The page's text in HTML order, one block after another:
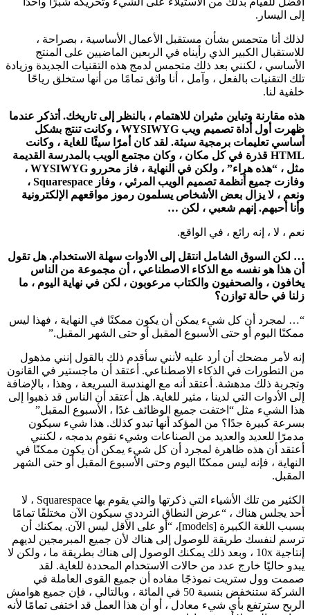
إلى اليسار.
لذلك أنا متحمس بشأن مستقبل الأعمال الأساسية ، بصراحة ،
للاستقبال الكبير الذي رأيناه في الربعين الماضيين على المنتج
الأساسي ، لكنني بعد ذلك متحمس لدمج هذه التقنيات الجديدة وزيادة
تلك التقنيات بالفعل ، وآمل ، أنا واثق تمامًا من أنها ستخلق رياحًا
خلفية لنا.
هذه مقارنة وتباين مثيران للاهتمام ، بالنظر إلى تاريخك. أتذكر عندما
ظهرت أول أداة تصميم ويب WYSIWYG ، وكانت تنتج بشكل
أساسي تعليمات برمجية سيئة. لقد كان أمرًا سيئًا للغاية ، وكانت
HTML قذرة في كل مكان ، وكان مجتمع الويب بالمدرسة القديمة
مثل ، “هذه هراء” ، ولكن في النهاية ، فاز محررو WYSIWYG ،
وفازت جميع أنظمة تصميم الويب المرئي ، وفاز Squarespace ،
ونعم ، لا يزال بعض الأشخاص يسلمون رموز مواقعهم الإلكترونية
وأنا أحبهم. إنهم شعبي ، لكن …
نعم ، لا ، إنه رائع ، في الواقع.
… لكن السوق الشامل انتقل إلى الأدوات سهلة الاستخدام. هل تقول
أن هذا هو نفسه مع الذكاء الاصطناعي ، أن مجموعة من الناس
يخافون ، والصحفيون والكتاب مرعوبون ، لكن في نهاية اليوم ، ما
زلنا في حالة توازن؟
“… لمجرد أن كل شيء يمكن أن يكون ممكنًا في النهاية ، فهذا ليس
ممكنًا اليوم أو حتى الأسبوع المقبل أو حتى الشهر المقبل.”
إنه لأمر مضحك أن أرد عليه لأنني سأقدم ذلك بالقول إنني مذهول
من التطورات في الذكاء الاصطناعي. أعتقد أن ماجستير في القانون
وتجربة ذلك مدهشة. أعتقد أنه مع الهندسة السريعة ، وهذا ، بالإضافة
إلى الأدوات التي لدينا ، مثير للغاية. هل أعتقد أن الناس قد ذهبوا إلى
هذا الشيء مثل “اختفت جميع الوظائف غدًا ، الأسبوع المقبل”
بسرعة كبيرة جدًا؟ من المؤكد أنها تبدو كذلك. هذا شيء سيكون
مدمرًا للعديد والعديد من الصناعات وشيء نقوم بدمجه ، لكنني
أعتقد أن هذه ظاهرة لمجرد أن كل شيء يمكن أن يكون ممكنًا في
النهاية ، فإنه ليس ممكنًا اليوم وحتى الأسبوع المقبل أو حتى الشهر
المقبل.
الكثير من تلك الأشياء التي ذكرتها والتي يقوم بها Squarespace ، لا
أحد يجلس هناك ، “عرض النطاق الترددي سيكون الآن مختلفًا تمامًا
بسبب اللغة الكبيرة [models]، “أو على الأقل ليس الآن. يمكنك أن
ترسم لنفسك طريقة للوصول إلى هناك لأن جميع المبرمجين لديهم
إنتاجية 10x ، وبعد ذلك يمكنك الوصول إلى هناك بطريقة ما ، ولكن لا
يبدو حاليًا خارج عدد من حالات الاستخدام المحددة للغاية. لقد
صممت وول ستريت نموذجًا مفاده أن جميع القوى العاملة في
الشركة ستنخفض بنسبة 50 في المائة ، وبالتالي ، فإن جميع هوامش
الربح سترتفع بأي شيء معادل ، أو أن هذا العمل قد اختفى تمامًا لأنه